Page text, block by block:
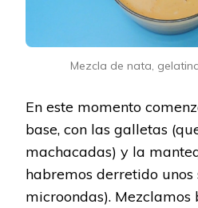
Mezcla de nata,
En este momento
base, con las galletas
machacadas) y la
habremos derretido unos
microondas). Mezclamos